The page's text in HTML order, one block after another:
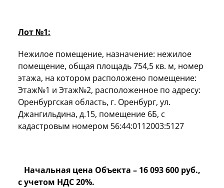
Лот №1:
Нежилое помещение, назначение: нежилое
помещение, общая площадь 754,5 кв. м, номер
этажа, на котором расположено помещение:
Этаж№1 и Этаж№2, расположенное по адресу:
Оренбургская область, г. Оренбург, ул.
Джангильдина, д.15, помещение 6Б, с
кадастровым номером 56:44:0112003:5127
Начальная цена Объекта – 16 093 600 руб.,
с учетом НДС 20%.